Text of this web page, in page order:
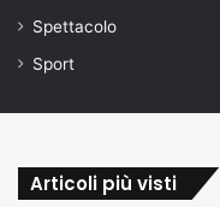
Spettacolo
Sport
Articoli più visti